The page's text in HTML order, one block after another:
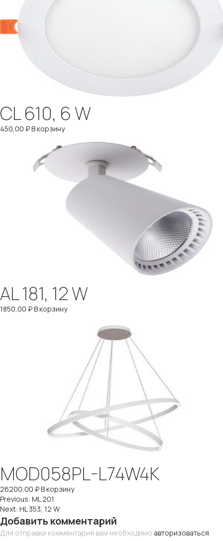
CL 610, 6 W
450,00 ₽В корзину
AL 181, 12 W
1850,00 ₽В корзину
MOD058PL-L74W4K
26200,00 ₽В корзину
Навигация
по
Previous: ML 201
Next: HL 353, 12 W
Добавить комментарий
Для отправки комментария вам необходимо авторизоваться.